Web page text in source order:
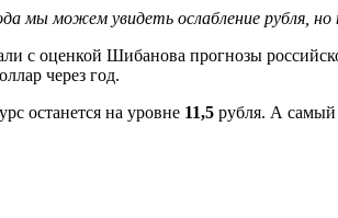
мы можем увидеть ослабление
с оценкой Шибанова прогнозы
через год.
останется на уровне 11,5 рубля. А самый